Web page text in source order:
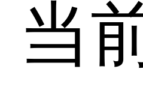
当